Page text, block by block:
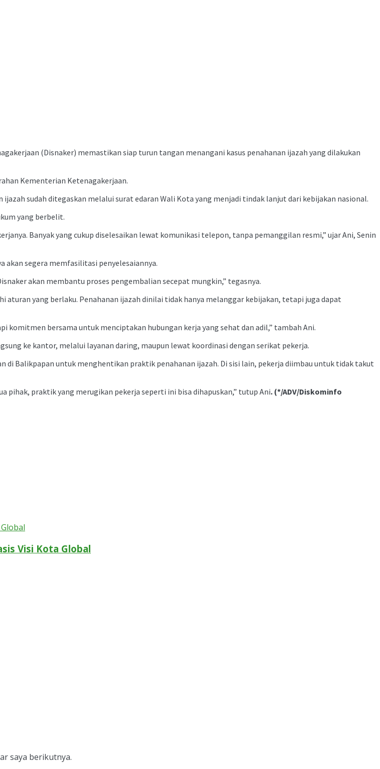
(Disnaker) memastikan siap turun tangan menangani kasus penahanan ijazah yang dilakukan
Kementerian Ketenagakerjaan.
sudah ditegaskan melalui surat edaran Wali Kota yang menjadi tindak lanjut dari kebijakan nasional.
yang berbelit.
Banyak yang cukup diselesaikan lewat komunikasi telepon, tanpa pemanggilan resmi,” ujar Ani, Senin
akan segera memfasilitasi penyelesaiannya.
akan membantu proses pengembalian secepat mungkin,” tegasnya.
aturan yang berlaku. Penahanan ijazah dinilai tidak hanya melanggar kebijakan, tetapi juga dapat
komitmen bersama untuk menciptakan hubungan kerja yang sehat dan adil,” tambah Ani.
ke kantor, melalui layanan daring, maupun lewat koordinasi dengan serikat pekerja.
di Balikpapan untuk menghentikan praktik penahanan ijazah. Di sisi lain, pekerja diimbau untuk tidak takut
pihak, praktik yang merugikan pekerja seperti ini bisa dihapuskan,” tutup Ani. (*/ADV/Diskominfo
Visi Kota Global
saya berikutnya.